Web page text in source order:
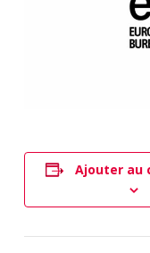
Ajouter au